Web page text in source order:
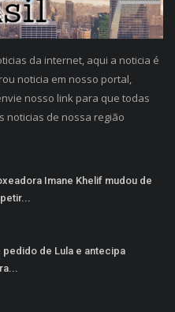
da internet, aqui a noticia é
noticia em nosso portal,
nosso link para que todas
noticias de nossa região
Imane Khelif mudou de
pedido de Lula e antecipa